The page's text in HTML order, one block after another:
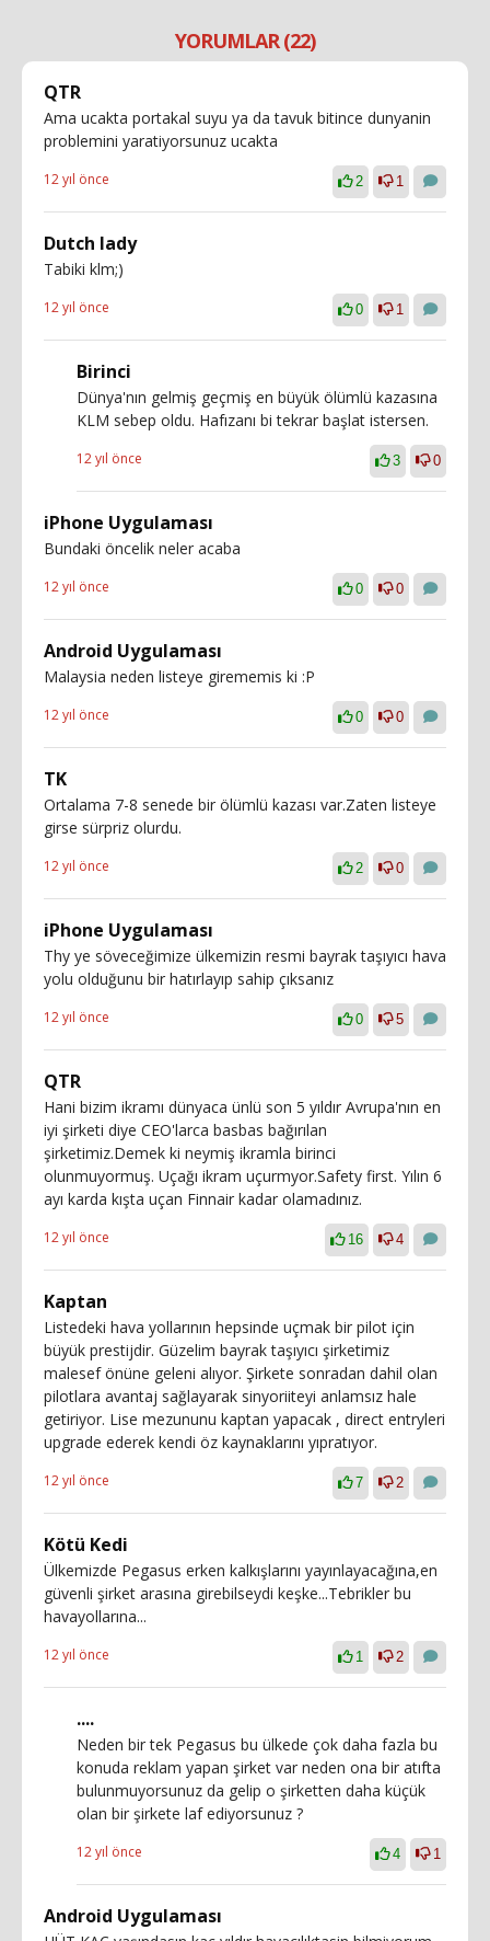
YORUMLAR (22)
QTR
Ama ucakta portakal suyu ya da tavuk bitince dunyanin
problemini yaratiyorsunuz ucakta
12 yıl önce 2 1
Dutch lady
Tabiki klm;)
12 yıl önce 0 1
Birinci
Dünya'nın gelmiş geçmiş en büyük ölümlü kazasına
KLM sebep oldu. Hafızanı bi tekrar başlat istersen.
12 yıl önce 3 0
iPhone Uygulaması
Bundaki öncelik neler acaba
12 yıl önce 0 0
Android Uygulaması
Malaysia neden listeye girememis ki :P
12 yıl önce 0 0
TK
Ortalama 7-8 senede bir ölümlü kazası var.Zaten listeye
girse sürpriz olurdu.
12 yıl önce 2 0
iPhone Uygulaması
Thy ye söveceğimize ülkemizin resmi bayrak taşıyıcı hava
yolu olduğunu bir hatırlayıp sahip çıksanız
12 yıl önce 0 5
QTR
Hani bizim ikramı dünyaca ünlü son 5 yıldır Avrupa'nın en
iyi şirketi diye CEO'larca basbas bağırılan
şirketimiz.Demek ki neymiş ikramla birinci
olunmuyormuş. Uçağı ikram uçurmyor.Safety first. Yılın 6
ayı karda kışta uçan Finnair kadar olamadınız.
12 yıl önce 16 4
Kaptan
Listedeki hava yollarının hepsinde uçmak bir pilot için
büyük prestijdir. Güzelim bayrak taşıyıcı şirketimiz
malesef önüne geleni alıyor. Şirkete sonradan dahil olan
pilotlara avantaj sağlayarak sinyoriiteyi anlamsız hale
getiriyor. Lise mezununu kaptan yapacak , direct entryleri
upgrade ederek kendi öz kaynaklarını yıpratıyor.
12 yıl önce 7 2
Kötü Kedi
Ülkemizde Pegasus erken kalkışlarını yayınlayacağına,en
güvenli şirket arasına girebilseydi keşke...Tebrikler bu
havayollarına...
12 yıl önce 1 2
....
Neden bir tek Pegasus bu ülkede çok daha fazla bu
konuda reklam yapan şirket var neden ona bir atıfta
bulunmuyorsunuz da gelip o şirketten daha küçük
olan bir şirkete laf ediyorsunuz ?
12 yıl önce 4 1
Android Uygulaması